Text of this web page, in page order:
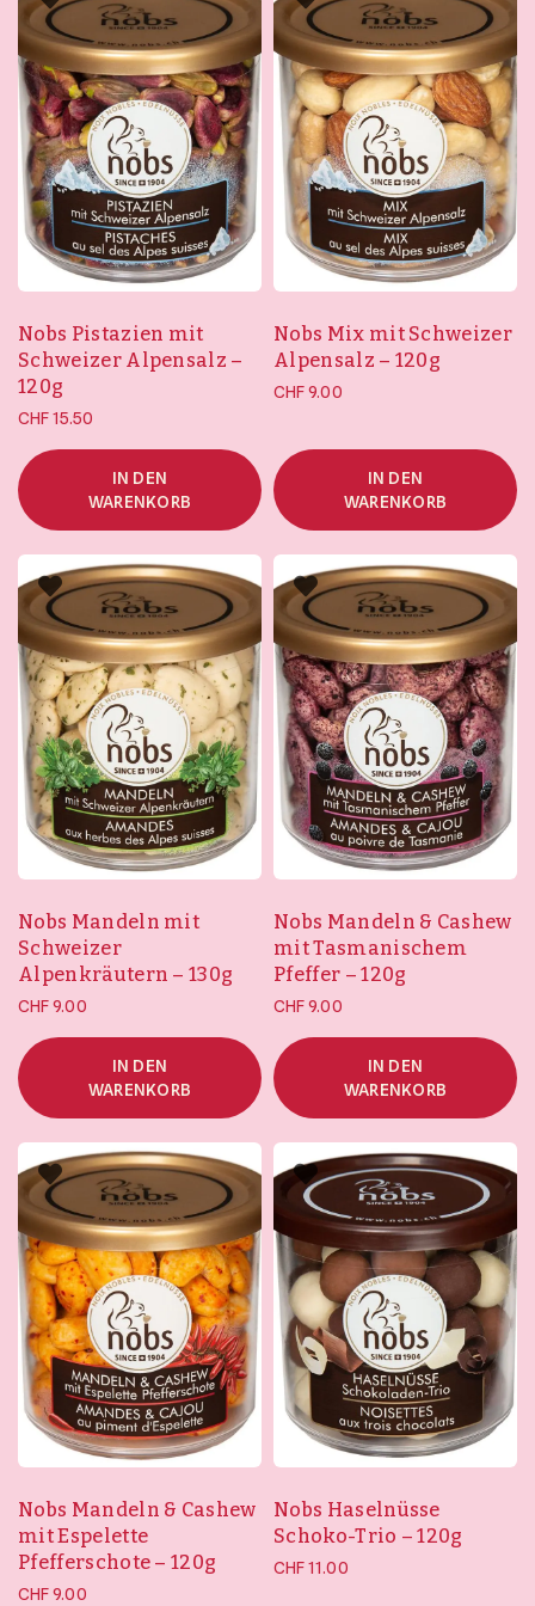
Nobs Pistazien mit
Schweizer Alpensalz –
120g
CHF15.50
IN DEN
WARENKORB
Nobs Mix mit Schweizer
Alpensalz – 120g
CHF9.00
IN DEN
WARENKORB
Nobs Mandeln mit
Schweizer
Alpenkräutern – 130g
CHF9.00
IN DEN
WARENKORB
Nobs Mandeln & Cashew
mit Tasmanischem
Pfeffer – 120g
CHF9.00
IN DEN
WARENKORB
Nobs Mandeln & Cashew
mit Espelette
Pfefferschote – 120g
CHF9.00
Nobs Haselnüsse
Schoko-Trio – 120g
CHF11.00
Kontakt
Mein Konto
Merkliste
Bestellungen und Rücksendungen
Allgemeine Geschäftsbedingungen
Datenschutzerklärung